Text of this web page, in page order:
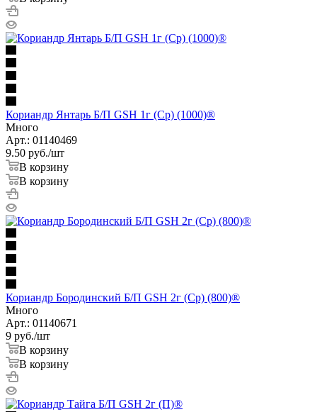
Кориандр Янтарь Б/П GSH 1г (Ср) (1000)®
Много
Арт.: 01140469
9.50 руб./шт
В корзину
В корзину
Кориандр Бородинский Б/П GSH 2г (Ср) (800)®
Много
Арт.: 01140671
9 руб./шт
В корзину
В корзину